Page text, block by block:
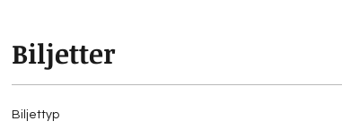
Välkommen att delta!
Biljetter
Biljettyp